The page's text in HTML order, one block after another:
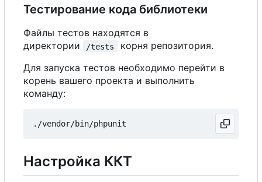
Тестирование кода библиотеки
Файлы тестов находятся в
директории
/tests
корня репозитория.
Для запуска тестов необходимо перейти в
корень вашего проекта и выполнить
команду:
Настройка ККТ